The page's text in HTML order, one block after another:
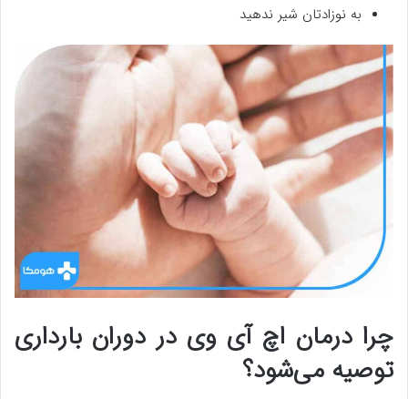
به نوزادتان شیر ندهید
چرا درمان اچ آی وی در دوران بارداری
توصیه می‌شود؟